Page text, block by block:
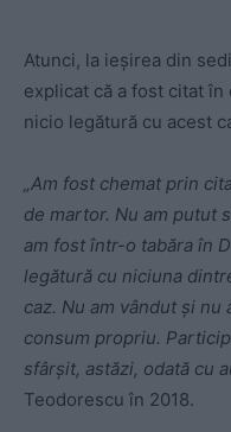
Atunci, la ieșirea din
explicat că a fost citat
nicio legătură cu acest
„Am fost chemat prin
de martor. Nu am putut
am fost într-o tabăra în
legătură cu niciuna
caz. Nu am vândut și
consum propriu.
sfârșit, astăzi, odată cu
Teodorescu în 2018.